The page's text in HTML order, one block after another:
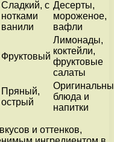
Сладкий, с
нотками
ванили
Десерты,
мороженое,
вафли
Фруктовый
Лимонады,
коктейли,
фруктовые
салаты
Пряный,
острый
блюда и
напитки
и оттенков,